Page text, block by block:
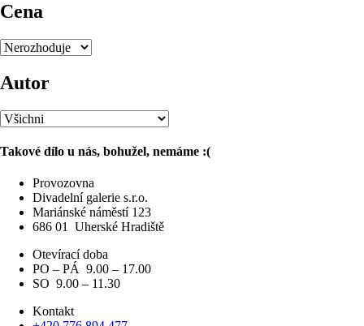
Cena
Autor
Takové dílo u nás, bohužel, nemáme :(
Provozovna
Divadelní galerie s.r.o.
Mariánské náměstí 123
686 01
Uherské Hradiště
Otevírací doba
PO – PÁ 9.00 – 17.00
SO 9.00 – 11.30
Kontakt